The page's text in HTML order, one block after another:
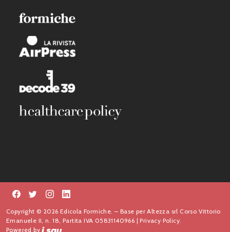
Copyright © 2026 Edicola Formiche. – Base per Altezza srl Corso Vittorio
Emanuele II, n. 18, Partita IVA 05831140966 |Privacy Policy.
Powered by